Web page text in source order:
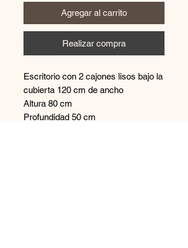
Agregar al carrito
Realizar compra
Escritorio con 2 cajones lisos bajo la
cubierta 120 cm de ancho
Altura 80 cm
Profundidad 50 cm